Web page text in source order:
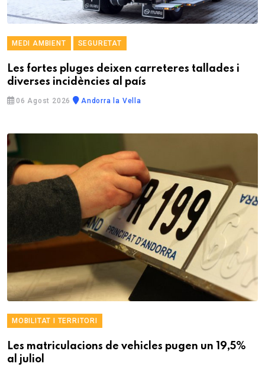
MEDI AMBIENT SEGURETAT
Les fortes pluges deixen carreteres tallades i
diverses incidències al país
06 Agost 2026 Andorra la Vella
MOBILITAT I TERRITORI
Les matriculacions de vehicles pugen un 19,5%
al juliol